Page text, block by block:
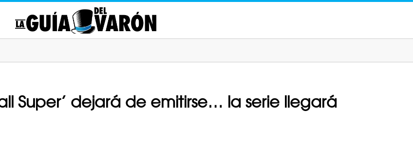
Super’ dejará de emitirse… la serie llegará